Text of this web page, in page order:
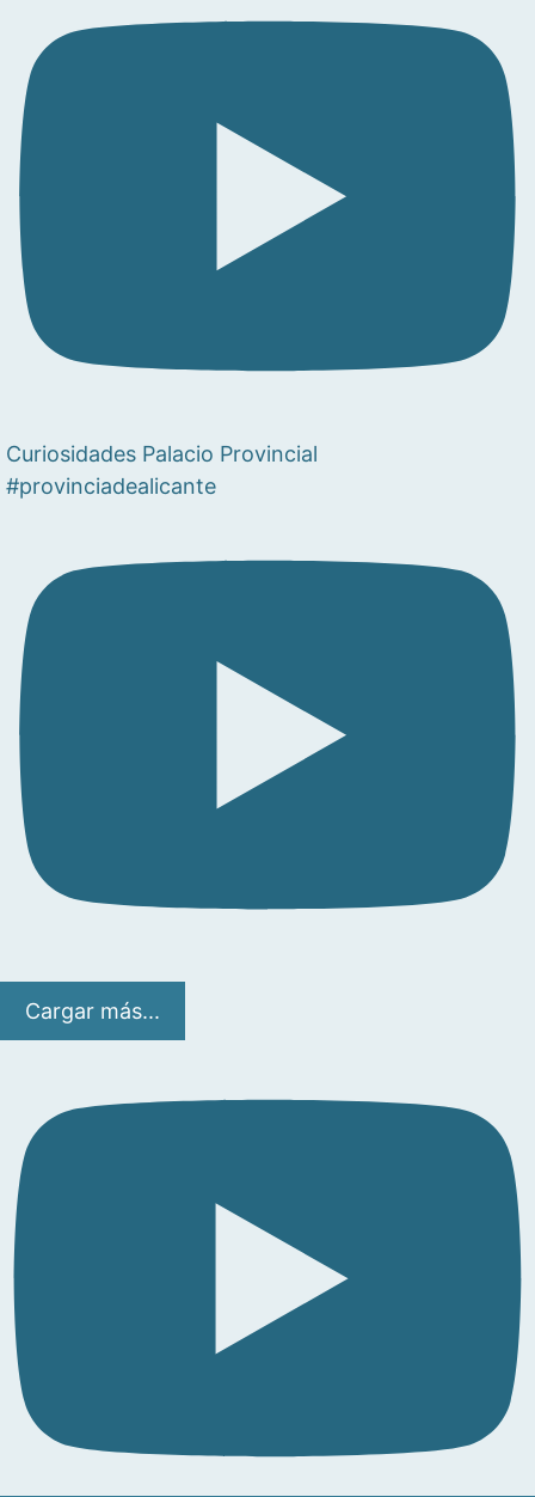
Curiosidades Palacio Provincial
#provinciadealicante
Cargar más...